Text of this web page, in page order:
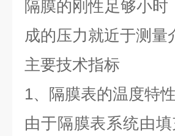
隔膜的刚性足够小
成的压力就近于测量
主要技术指标
1、隔膜表的温度特性
由于隔膜表系统由